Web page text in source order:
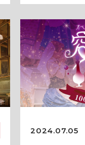
2024.07.05